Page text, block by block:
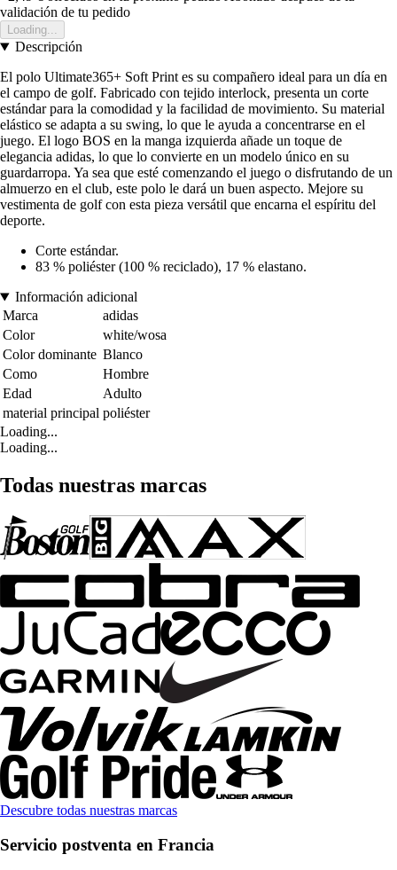
validación de tu pedido
Loading...
Descripción
El polo Ultimate365+ Soft Print es su compañero ideal para un día en
el campo de golf. Fabricado con tejido interlock, presenta un corte
estándar para la comodidad y la facilidad de movimiento. Su material
elástico se adapta a su swing, lo que le ayuda a concentrarse en el
juego. El logo BOS en la manga izquierda añade un toque de
elegancia adidas, lo que lo convierte en un modelo único en su
guardarropa. Ya sea que esté comenzando el juego o disfrutando de un
almuerzo en el club, este polo le dará un buen aspecto. Mejore su
vestimenta de golf con esta pieza versátil que encarna el espíritu del
deporte.
Corte estándar.
83 % poliéster (100 % reciclado), 17 % elastano.
Información adicional
Marca
adidas
Color
white/wosa
Color dominante Blanco
Como
Hombre
Edad
Adulto
material principal poliéster
Loading...
Loading...
Todas nuestras marcas
Descubre todas nuestras marcas
Servicio postventa en Francia